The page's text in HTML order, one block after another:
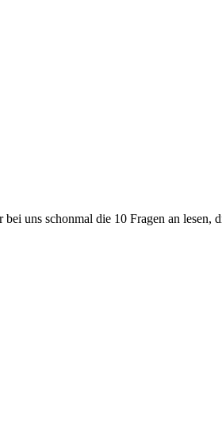
uns schonmal die 10 Fragen an lesen,